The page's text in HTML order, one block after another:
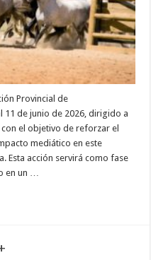
Provincial de
11 de junio de 2026, dirigido a
el objetivo de reforzar el
mediático en este
Esta acción servirá como fase
en un …